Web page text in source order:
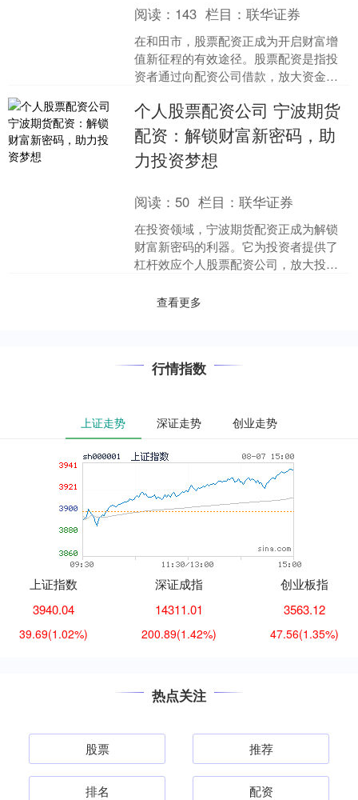
阅读： 143 栏目：联华证券
在和田市，股票配资正成为开启财富增
值新征程的有效途径。股票配资是指投
资者通过向配资公司借款，放大资金杠
资的一种方式。 股天下配....
个人股票配资公司 宁波期货
配资：解锁财富新密码，助
力投资梦想
阅读： 50 栏目：联华证券
在投资领域，宁波期货配资正成为解锁
财富新密码的利器。它为投资者提供了
杠杆效应个人股票配资公司，放大投资
能力：成功的股票配....
查看更多
行情指数
上证走势 深证走势 创业走势
上证指数
3940.04
39.69(1.02%)
深证成指
14311.01
200.89(1.42%)
创业板指
3563.12
47.56(1.35%)
热点关注
股票 推荐
排名 配资